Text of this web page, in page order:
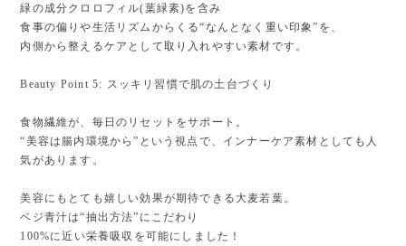
緑の成分クロロフィル(葉緑素)を含み
食事の偏りや生活リズムからくる“なんとなく重い印象”を、
内側から整えるケアとして取り入れやすい素材です。
Beauty Point 5: スッキリ習慣で肌の土台づくり
食物繊維が、毎日のリセットをサポート。
“美容は腸内環境から”という視点で、インナーケア素材としても人
気があります。
美容にもとても嬉しい効果が期待できる大麦若葉。
ベジ青汁は“抽出方法”にこだわり
100%に近い栄養吸収を可能にしました！